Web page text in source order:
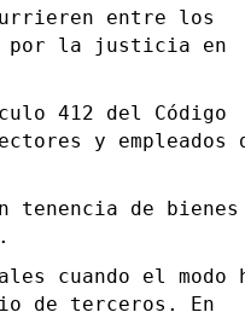
entre los
por la justicia en
412 del Código
y empleados
de bienes
cuando el modo
de terceros. En